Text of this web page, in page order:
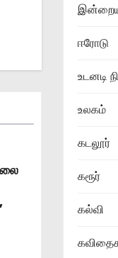
இன்றைய
ஈரோடு
உடனடி
உலகம்
கடலூர்
கரூர்
கல்வி